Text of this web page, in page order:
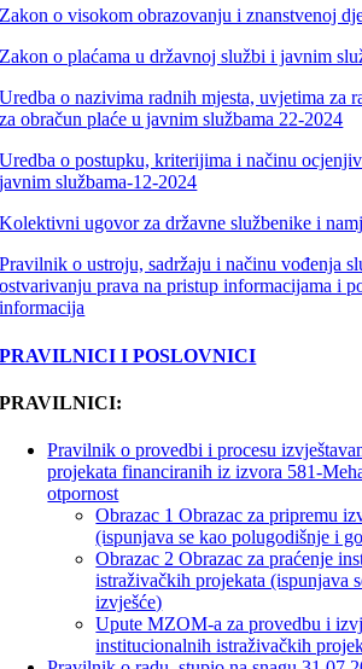
Zakon o visokom obrazovanju i znanstvenoj
Zakon o plaćama u državnoj službi i javnim
Uredba o nazivima radnih mjesta, uvjetima za
za obračun plaće u javnim službama 22-2024
Uredba o postupku, kriterijima i načinu
javnim službama-12-2024
Kolektivni ugovor za državne službenike i
Pravilnik o ustroju, sadržaju i načinu vođenja
ostvarivanju prava na pristup informacijama i
informacija
PRAVILNICI I POSLOVNICI
PRAVILNICI:
Pravilnik o provedbi i procesu
projekata financiranih iz izvora 581-
otpornost
Obrazac 1 Obrazac za pripremu
(ispunjava se kao polugodišnje i
Obrazac 2 Obrazac za praćenje
istraživačkih projekata (ispunjava
izvješće)
Upute MZOM-a za provedbu i
institucionalnih istraživačkih